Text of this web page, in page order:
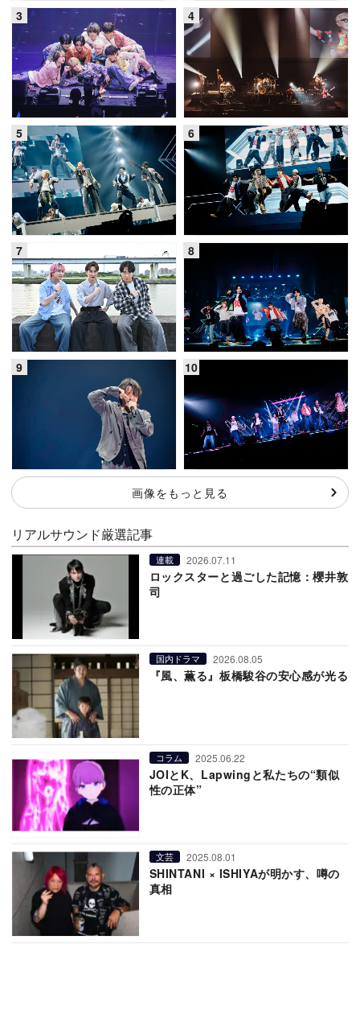
画像をもっと見る
リアルサウンド厳選記事
連載 2026.07.11
ロックスターと過ごした記憶：櫻井敦
司
国内ドラマ 2026.08.05
『風、薫る』板橋駿谷の安心感が光る
コラム 2025.06.22
JOIとK、Lapwingと私たちの“類似
性の正体”
文芸 2025.08.01
SHINTANI × ISHIYAが明かす、噂の
真相